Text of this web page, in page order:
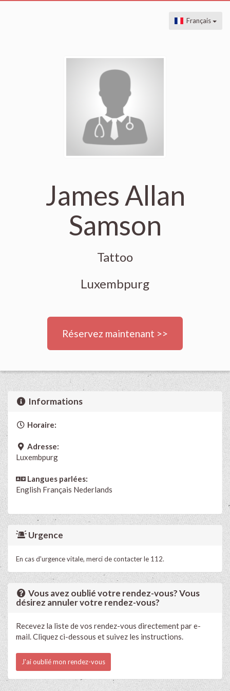
Français
James Allan
Samson
Tattoo
Luxembpurg
Réservez maintenant >>
Informations
Horaire:
Adresse:
Luxembpurg
Langues parlées:
English Français Nederlands
Urgence
En cas d'urgence vitale, merci de contacter le 112.
Vous avez oublié votre rendez-vous? Vous
désirez annuler votre rendez-vous?
Recevez la liste de vos rendez-vous directement par e-
mail. Cliquez ci-dessous et suivez les instructions.
J'ai oublié mon rendez-vous